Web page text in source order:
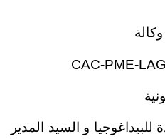
CAC-PME-
و السيد المدير